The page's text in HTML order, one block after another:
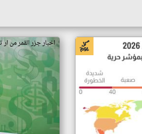
اخبار جزر القمر من